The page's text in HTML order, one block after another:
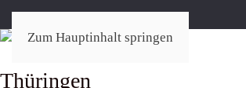
Zum Hauptinhalt springen